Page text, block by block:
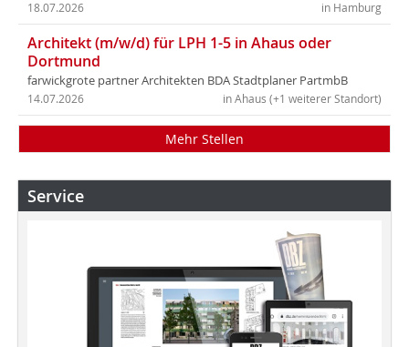
in Hamburg
18.07.2026
Architekt (m/w/d) für LPH 1-5 in Ahaus oder
Dortmund
farwickgrote partner Architekten BDA Stadtplaner PartmbB
in Ahaus (+1 weiterer Standort)
14.07.2026
Mehr Stellen
Service